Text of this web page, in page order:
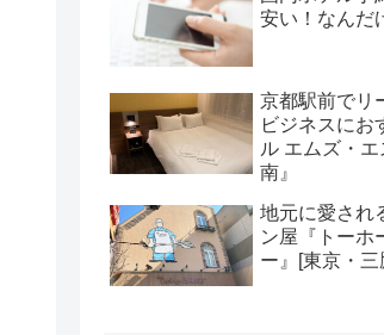
安い！なん
京都駅前でリ
ビジネスにお
ル エムズ・
南』
地元に愛され
ン屋『トーホ
ー』[東京・三